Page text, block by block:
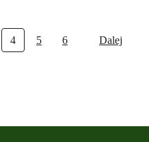
4 5 6 Dalej